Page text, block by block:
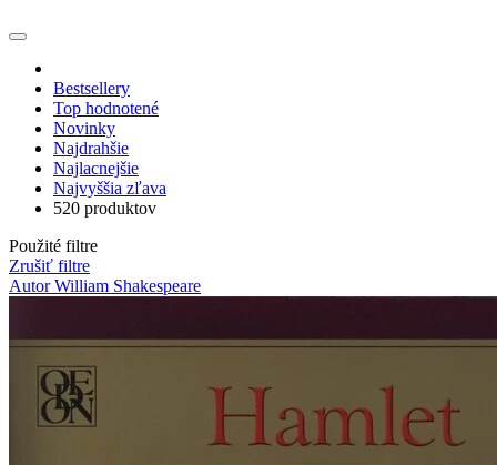
Bestsellery
Top hodnotené
Novinky
Najdrahšie
Najlacnejšie
Najvyššia zľava
520 produktov
Použité filtre
Zrušiť filtre
Autor William Shakespeare